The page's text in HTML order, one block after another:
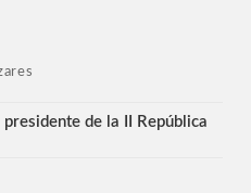
de la II República